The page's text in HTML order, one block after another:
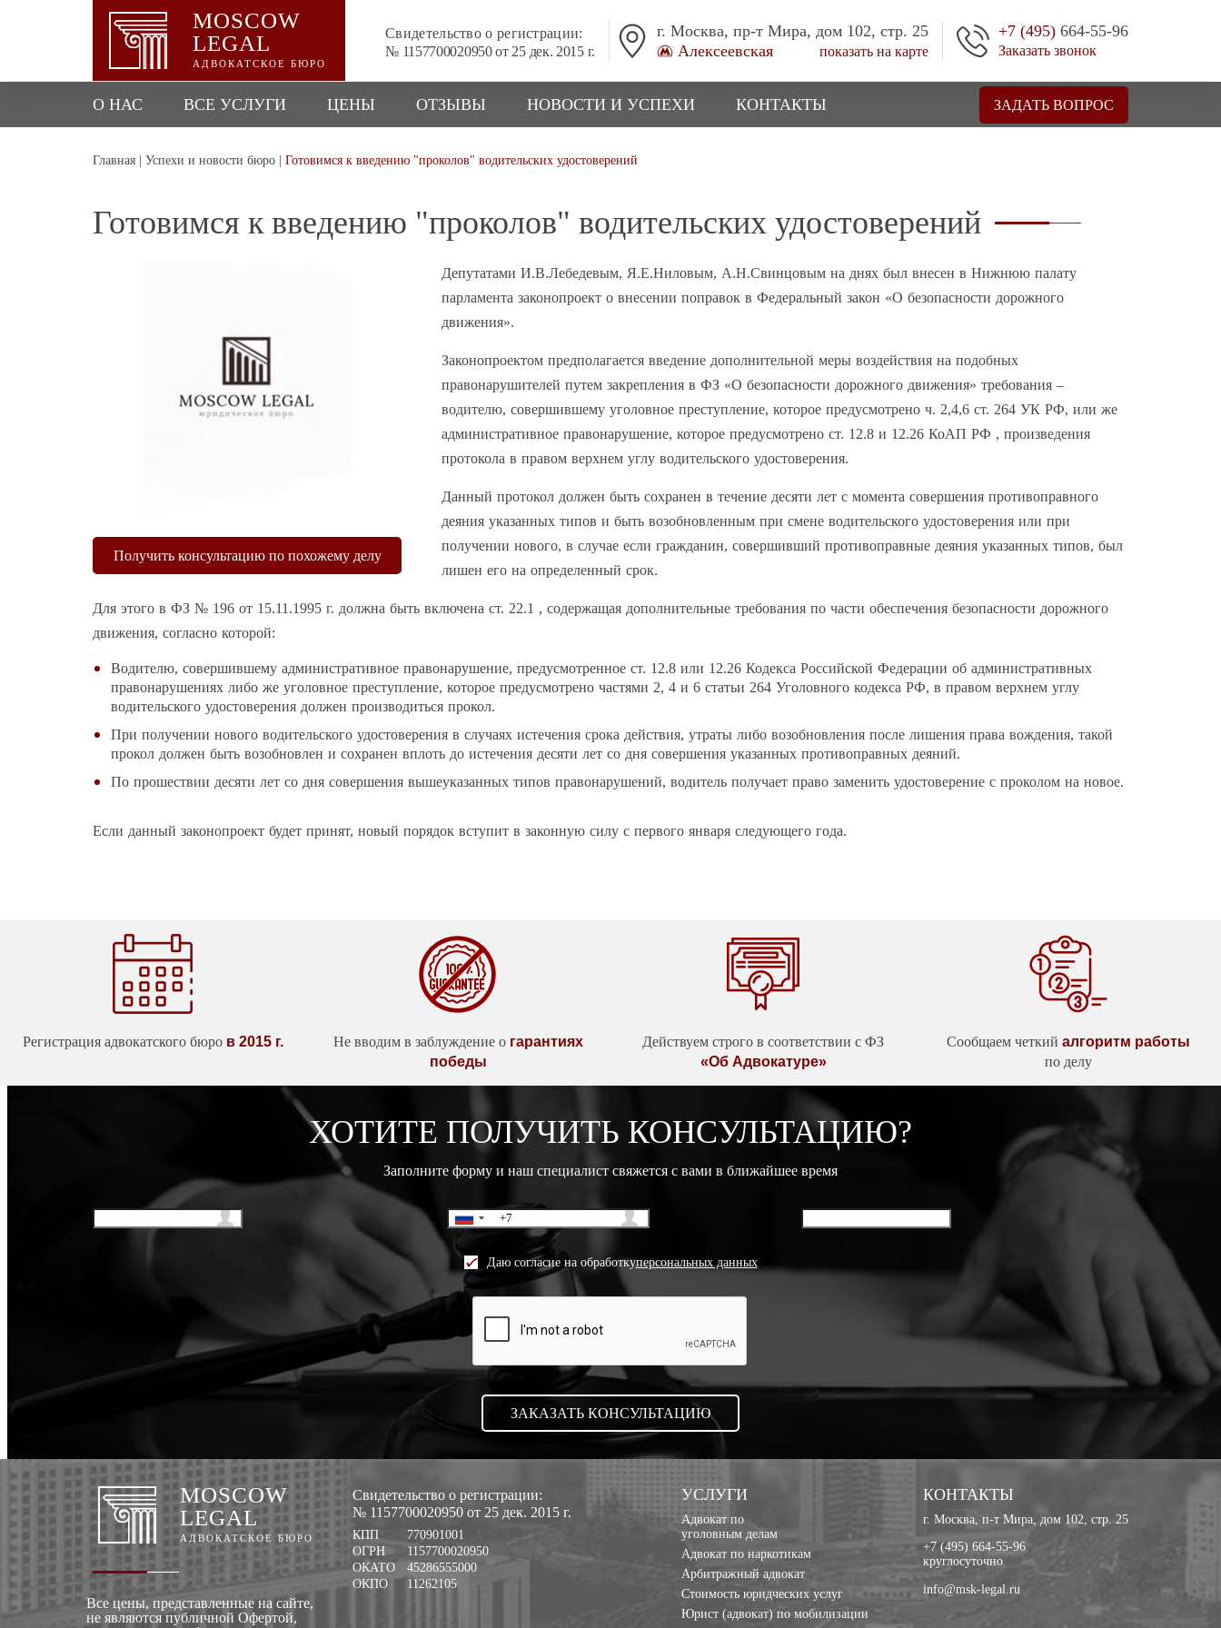
MOSCOW
LEGAL
АДВОКАТСКОЕ БЮРО
Свидетельство о регистрации:
№ 1157700020950 от 25 дек. 2015 г.
г. Москва, пр-т Мира, дом 102, стр. 25
Алексеевская
показать на карте
+7 (495) 664-55-96
Заказать звонок
О НАС ВСЕ УСЛУГИ ЦЕНЫ ОТЗЫВЫ НОВОСТИ И УСПЕХИ КОНТАКТЫ ЗАДАТЬ ВОПРОС
Главная Успехи и новости бюро Готовимся к введению "проколов" водительских удостоверений
Готовимся к введению "проколов" водительских удостоверений
Получить консультацию по похожему делу
Депутатами И.В.Лебедевым, Я.Е.Ниловым, А.Н.Свинцовым на днях был внесен в Нижнюю палату
парламента законопроект о внесении поправок в Федеральный закон «О безопасности дорожного
движения».
Законопроектом предполагается введение дополнительной меры воздействия на подобных
правонарушителей путем закрепления в ФЗ «О безопасности дорожного движения» требования –
водителю, совершившему уголовное преступление, которое предусмотрено ч. 2,4,6 ст. 264 УК РФ, или же
административное правонарушение, которое предусмотрено ст. 12.8 и 12.26 КоАП РФ , произведения
протокола в правом верхнем углу водительского удостоверения.
Данный протокол должен быть сохранен в течение десяти лет с момента совершения противоправного
деяния указанных типов и быть возобновленным при смене водительского удостоверения или при
получении нового, в случае если гражданин, совершивший противоправные деяния указанных типов, был
лишен его на определенный срок.
Для этого в ФЗ № 196 от 15.11.1995 г. должна быть включена ст. 22.1 , содержащая дополнительные требования по части обеспечения безопасности дорожного
движения, согласно которой:
Водителю, совершившему административное правонарушение, предусмотренное ст. 12.8 или 12.26 Кодекса Российской Федерации об административных
правонарушениях либо же уголовное преступление, которое предусмотрено частями 2, 4 и 6 статьи 264 Уголовного кодекса РФ, в правом верхнем углу
водительского удостоверения должен производиться прокол.
При получении нового водительского удостоверения в случаях истечения срока действия, утраты либо возобновления после лишения права вождения, такой
прокол должен быть возобновлен и сохранен вплоть до истечения десяти лет со дня совершения указанных противоправных деяний.
По прошествии десяти лет со дня совершения вышеуказанных типов правонарушений, водитель получает право заменить удостоверение с проколом на новое.
Если данный законопроект будет принят, новый порядок вступит в законную силу с первого января следующего года.
Регистрация адвокатского бюро в 2015 г. Не вводим в заблуждение о гарантиях
победы
Действуем строго в соответствии с ФЗ
«Об Адвокатуре»
Сообщаем четкий алгоритм работы
по делу
ХОТИТЕ ПОЛУЧИТЬ КОНСУЛЬТАЦИЮ?
Заполните форму и наш специалист свяжется с вами в ближайшее время
Даю согласие на обработкуперсональных данных
MOSCOW
LEGAL
АДВОКАТСКОЕ БЮРО
Все цены, представленные на сайте,
не являются публичной Офертой,
Свидетельство о регистрации:
№ 1157700020950 от 25 дек. 2015 г.
КПП
770901001
ОГРН
1157700020950
ОКАТО
45286555000
ОКПО
11262105
УСЛУГИ
Адвокат по
уголовным делам
Адвокат по наркотикам
Арбитражный адвокат
Стоимость юридческих услуг
Юрист (адвокат) по мобилизации
КОНТАКТЫ
г. Москва, п-т Мира, дом 102, стр. 25
+7 (495) 664-55-96
круглосуточно
info@msk-legal.ru